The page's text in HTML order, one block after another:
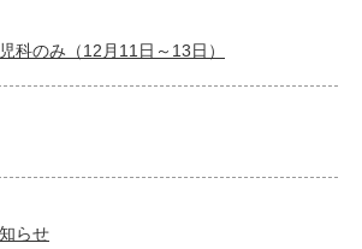
科のみ（12月11日～13日）
らせ